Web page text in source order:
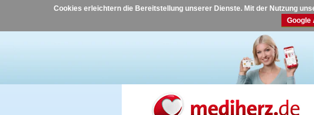
Cookies erleichtern die Bereitstellung unserer Dienste. Mit der Nutzung
Google